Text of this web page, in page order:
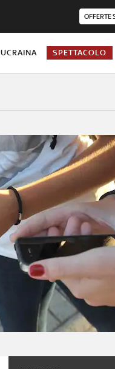
OFFERTE
UCRAINA SPETTACOLO